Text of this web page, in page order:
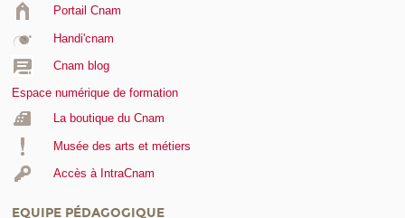
Portail Cnam
Handi'cnam
Cnam blog
Espace numérique de formation
La boutique du Cnam
Musée des arts et métiers
Accès à IntraCnam
EQUIPE PÉDAGOGIQUE